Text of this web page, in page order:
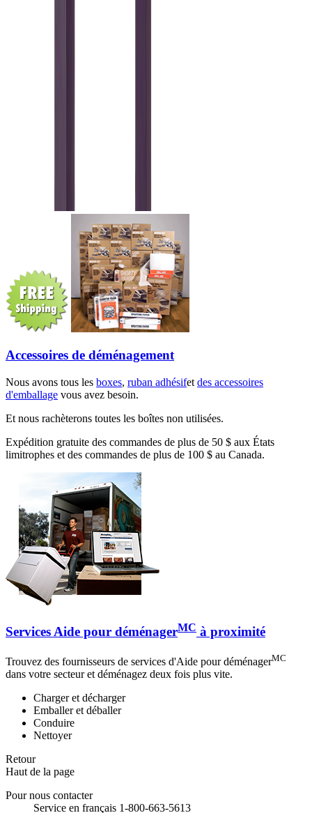
Accessoires de déménagement
Nous avons tous les boxes, ruban adhésifet des accessoires
d'emballage vous avez besoin.
Et nous rachèterons toutes les boîtes non utilisées.
Expédition gratuite des commandes de plus de 50 $ aux États
limitrophes et des commandes de plus de 100 $ au Canada.
Services Aide pour déménagerMC à proximité
Trouvez des fournisseurs de services d'Aide pour déménagerMC
dans votre secteur et déménagez deux fois plus vite.
Charger et décharger
Emballer et déballer
Conduire
Nettoyer
Retour
Haut de la page
Pour nous contacter
Service en français 1-800-663-5613